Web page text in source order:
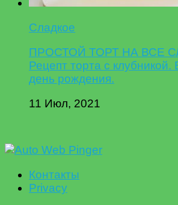
Сладкое
ПРОСТОЙ ТОРТ НА ВСЕ
Рецепт торта с клубникой.
день рождения.
11 Июл, 2021
Контакты
Privacy